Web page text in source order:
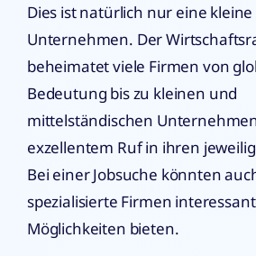
Dies ist natürlich nur eine
Unternehmen. Der
beheimatet viele Firmen von
Bedeutung bis zu kleinen und
mittelständischen
exzellentem Ruf in ihren
Bei einer Jobsuche könnten
spezialisierte Firmen
Möglichkeiten bieten.